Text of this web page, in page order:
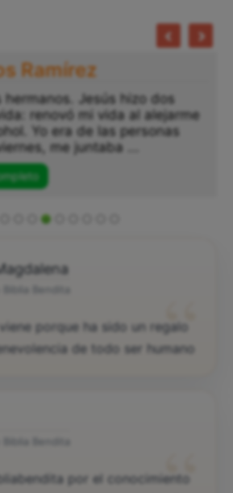
Ramírez
hermanos. Jesús hizo dos
renovó mi vida al alejarme
Yo era de las personas
me juntaba ...
“
porque ha sido un regalo
de todo ser humano
por el conocimiento